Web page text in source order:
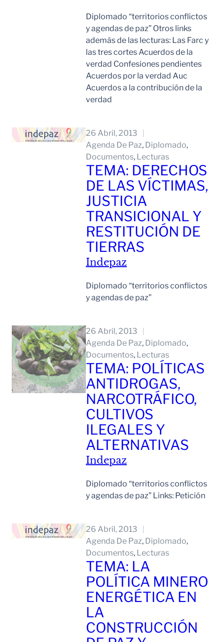
Diplomado “territorios conflictos
y agendas de paz” Otros links
además de las lecturas: Las Farc y
las tres cortes Acuerdos de la
verdad Confesiones pendientes
Acuerdos por la verdad Auc
Acuerdos a la contribución de la
verdad
26 Abril, 2013
Agenda De Paz, Diplomado
Documentos, Lecturas
TEMA: DERECHOS
DE LAS VÍCTIMAS,
JUSTICIA
TRANSICIONAL Y
RESTITUCIÓN DE
TIERRAS
Indepaz
Diplomado “territorios conflictos
y agendas de paz”
26 Abril, 2013
Agenda De Paz, Diplomado
Documentos, Lecturas
TEMA: POLÍTICAS
ANTIDROGAS,
NARCOTRÁFICO,
CULTIVOS
ILEGALES Y
ALTERNATIVAS
Indepaz
Diplomado “territorios conflictos
y agendas de paz” Links: Petición
26 Abril, 2013
Agenda De Paz, Diplomado
Documentos, Lecturas
TEMA: LA
POLÍTICA MINERO
ENERGÉTICA EN
LA
CONSTRUCCIÓN